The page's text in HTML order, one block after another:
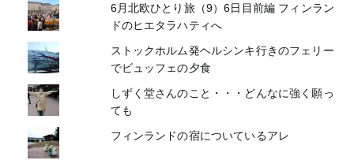
6月北欧ひとり旅（9）6日目前編 フィンラン
ドのヒエタラハティへ
ストックホルム発ヘルシンキ行きのフェリー
でビュッフェの夕食
しずく堂さんのこと・・・どんなに強く願っ
ても
フィンランドの宿についているアレ